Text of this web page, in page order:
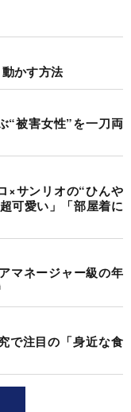
かす方法
“被害女性”を一刀両
×サンリオの“ひんや
可愛い」「部屋着に
マネージャー級の年
で注目の「身近な食